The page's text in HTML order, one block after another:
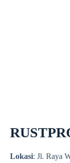
Lokasi: Jl. Raya